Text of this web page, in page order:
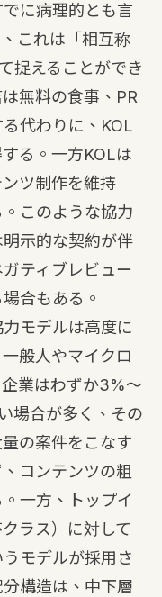
に病理的とも言
これは「相互称
捉えることができ
無料の食事、PR
代わりに、KOL
る。一方KOLは
ツ制作を維持
このような協力
示的な契約が伴
ティブレビュー
合もある。
モデルは高度に
般人やマイクロ
業はわずか3%〜
場合が多く、その
の案件をこなす
コンテンツの粗
一方、トップイ
ラス）に対して
モデルが採用さ
構造は、中下層